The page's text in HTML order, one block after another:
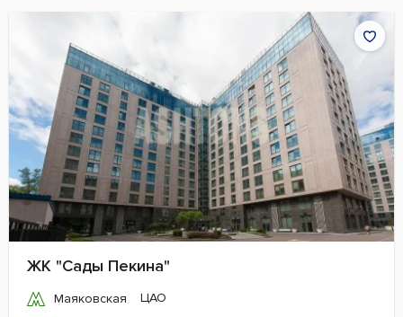
ЖК "Сады Пекина"
Маяковская
ЦАО